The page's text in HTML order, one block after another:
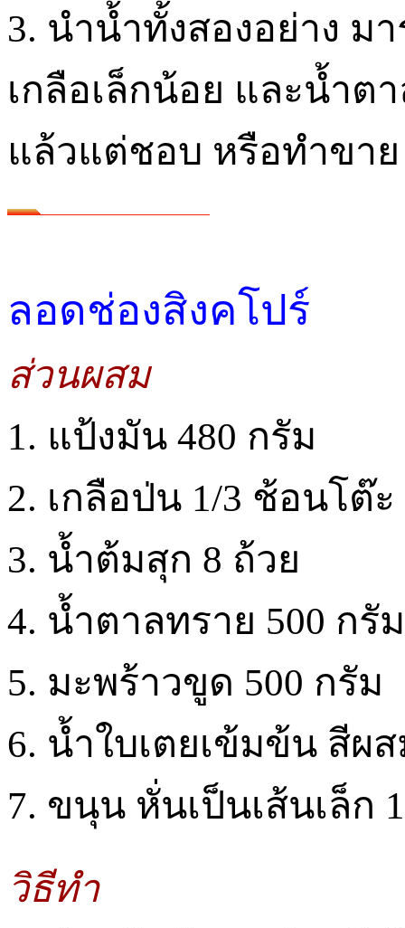
3. นำน้ำทั้งสองอย่าง ม
เกลือเล็กน้อย และน้ำต
แล้วแต่ชอบ หรือทำขาย
ลอดช่องสิงคโปร์
ส่วนผสม
1. แป้งมัน 480 กรัม
2. เกลือป่น 1/3 ช้อนโต๊ะ
3. น้ำต้มสุก 8 ถ้วย
4. น้ำตาลทราย 500 กรัม
5. มะพร้าวขูด 500 กรัม
6. น้ำใบเตยเข้มข้น สีผ
7. ขนุน หั่นเป็นเส้นเล็ก
วิธีทำ